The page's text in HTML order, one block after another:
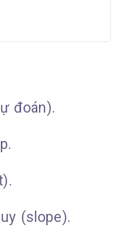
đoán).
(slope).